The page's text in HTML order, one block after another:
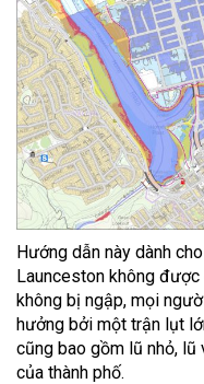
Hướng dẫn này dành
Launceston không
không bị ngập, mọi
hưởng bởi một trận lụt
cũng bao gồm lũ nhỏ,
của thành phố.